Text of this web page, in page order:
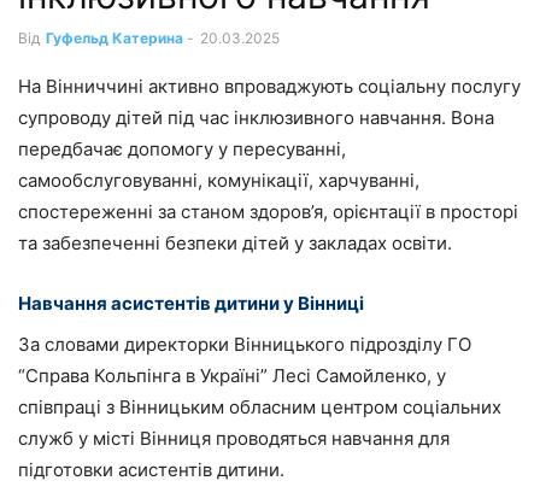
Від Гуфельд Катерина - 20.03.2025
На Вінниччині активно впроваджують соціальну послугу
супроводу дітей під час інклюзивного навчання. Вона
передбачає допомогу у пересуванні,
самообслуговуванні, комунікації, харчуванні,
спостереженні за станом здоров’я, орієнтації в просторі
та забезпеченні безпеки дітей у закладах освіти.
Навчання асистентів дитини у Вінниці
За словами директорки Вінницького підрозділу ГО
“Справа Кольпінга в Україні” Лесі Самойленко, у
співпраці з Вінницьким обласним центром соціальних
служб у місті Вінниця проводяться навчання для
підготовки асистентів дитини.